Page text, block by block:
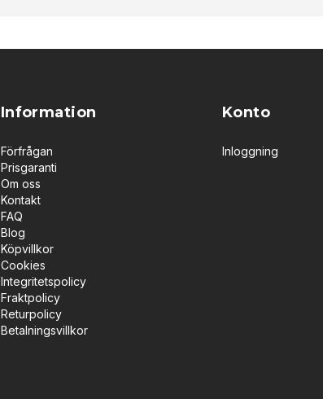
Information
Förfrågan
Prisgaranti
Om oss
Kontakt
FAQ
Blog
Köpvillkor
Cookies
Integritetspolicy
Fraktpolicy
Returpolicy
Betalningsvillkor
Konto
Inloggning